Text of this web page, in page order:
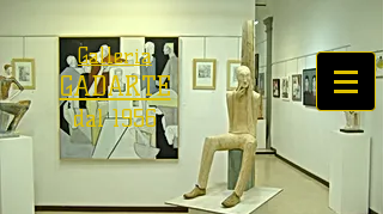
Galleria
GADARTE
dal 1956